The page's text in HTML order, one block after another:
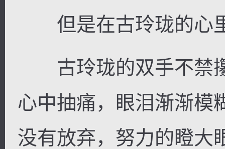
但是在古玲珑的心
古玲珑的双手不禁
心中抽痛，眼泪渐渐模
没有放弃，努力的瞪大